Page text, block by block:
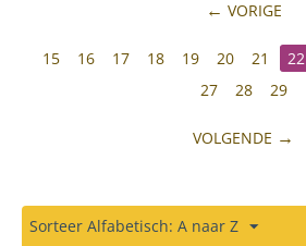
VORIGE
15 16 17 18 19 20 21 22
27
28 29
VOLGENDE
Sorteer Alfabetisch: A naar Z